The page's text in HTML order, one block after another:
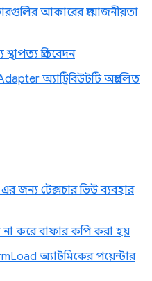
আকারের প্রয়োজনীয়তা
প্রতিবেদন
অ্যাট্রিবিউটটি অপ্রচলিত
এর জন্য টেক্সচার ভিউ ব্যবহার
না করে বাফার কপি করা হয়
অ্যাটমিকের পয়েন্টার